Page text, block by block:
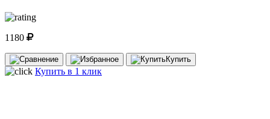
1180
Купить
Купить в 1 клик